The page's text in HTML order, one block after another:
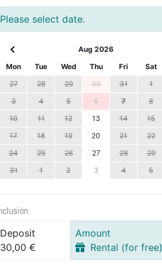
Please select date.
Aug 2026
Mon
Tue Wed Thu Fri Sat
27
28 29 30 31 1
3
4 5 6 7 8
10
11 12 13 14 15
17
18 19 20 21 22
24
25 26 27 28 29
31
1 2 3 4 5
Deposit
30,00 €
Amount
Rental (for free)